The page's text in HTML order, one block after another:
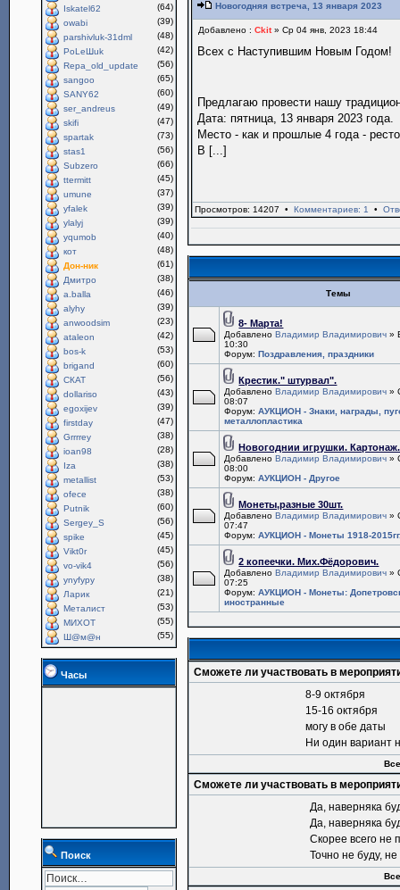
Iskatel62
(64)
owabi
(39)
parshivluk-31dml
(48)
PoLeШuk
(42)
Repa_old_update
(56)
sangoo
(65)
SANY62
(60)
ser_andreus
(49)
skifi
(47)
spartak
(73)
stas1
(56)
Subzero
(66)
ttermitt
(45)
umune
(37)
yfalek
(39)
ylalyj
(39)
yqumob
(40)
кот
(48)
Дон-ник
(61)
Дмитро
(38)
a.balla
(46)
alyhy
(39)
anwoodsim
(23)
ataleon
(42)
bos-k
(53)
brigand
(60)
СКАТ
(56)
dollariso
(43)
egoxijev
(39)
firstday
(47)
Grrrrey
(38)
ioan98
(28)
Iza
(38)
metallist
(53)
ofece
(38)
Putnik
(60)
Sergey_S
(56)
spike
(45)
Vikt0r
(45)
vo-vik4
(56)
ynyfypy
(38)
Ларик
(21)
Металист
(53)
МИХОТ
(55)
Ш@м@н
(55)
Часы
Поиск
Новогодняя встреча, 13 января 2023
Добавлено :Ckit» Ср 04 янв, 2023 18:44
Всех с Наступившим Новым Годом!
Предлагаю провести нашу
Дата: пятница, 13 января 2023 года.
Место - как и прошлые 4 года -
В [...]
Просмотров: 14207 •Комментариев: 1 •
Темы
8- Марта!
ДобавленоВладимир Владимирович »
10:30
Форум:Поздравления, праздники
Крестик." штурвал".
ДобавленоВладимир Владимирович »
08:07
Форум:АУКЦИОН - Знаки, награды,
металлопластика
Новогоднии игрушки. Картонаж.
ДобавленоВладимир Владимирович »
08:00
Форум:АУКЦИОН - Другое
Монеты,разные 30шт.
ДобавленоВладимир Владимирович »
07:47
Форум:АУКЦИОН - Монеты 1918-
2 копеечки. Мих.Фёдорович.
ДобавленоВладимир Владимирович »
07:25
Форум:АУКЦИОН - Монеты:
иностранные
Сможете ли участвовать в
8-9 октября
15-16 октября
могу в обе даты
Ни один вариант
Сможете ли участвовать в
Да, наверняка
Да, наверняка
Скорее всего не
Точно не буду,